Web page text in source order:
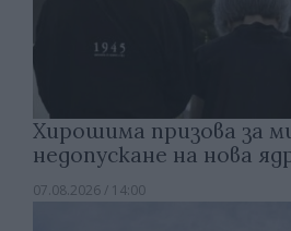
Хирошима призова за
недопускане на нова
07.08.2026 / 14:00